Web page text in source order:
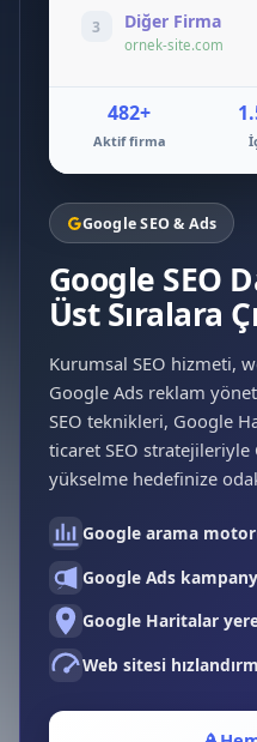
Google SEO & Ads
Google SEO
Üst Sıralara
Kurumsal SEO hizmeti,
Google Ads reklam
SEO teknikleri, Google
ticaret SEO stratejileriyle
yükselme hedefinize
Google arama
Google Ads
Google Haritalar
Web sitesi
3 Diğer Firma
ornek-site.com
482+
Aktif firma